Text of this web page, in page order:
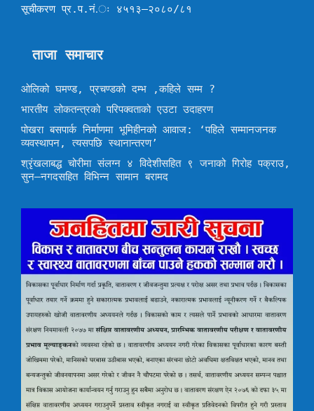
सूचीकरण प्र.प.नं.ः ४५१३–२०८०/८१
ताजा समाचार
ओलिको घमण्ड, प्रचण्डको दम्भ ,कहिले सम्म ?
भारतीय लोकतन्त्रको परिपक्वताको एउटा उदाहरण
पोखरा बसपार्क निर्माणमा भूमिहीनको आवाज: ‘पहिले सम्मानजनक
व्यवस्थापन, त्यसपछि स्थानान्तरण’
श्रृंखलाबद्ध चोरीमा संलग्न ४ विदेशीसहित ९ जनाको गिरोह पक्राउ,
सुन–नगदसहित विभिन्न सामान बरामद